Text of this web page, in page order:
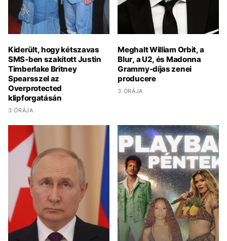
Kiderült, hogy kétszavas
SMS-ben szakított Justin
Timberlake Britney
Spearsszel az
Overprotected
klipforgatásán
3 ÓRÁJA
Meghalt William Orbit, a
Blur, a U2, és Madonna
Grammy-díjas zenei
producere
3 ÓRÁJA